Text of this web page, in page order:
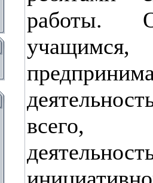
работы.
всего,